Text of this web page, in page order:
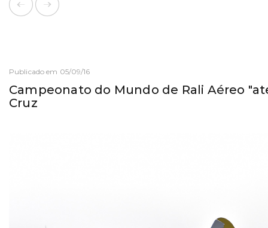
Publicado em 05/09/16
Campeonato do Mundo de Rali Aéreo
Cruz